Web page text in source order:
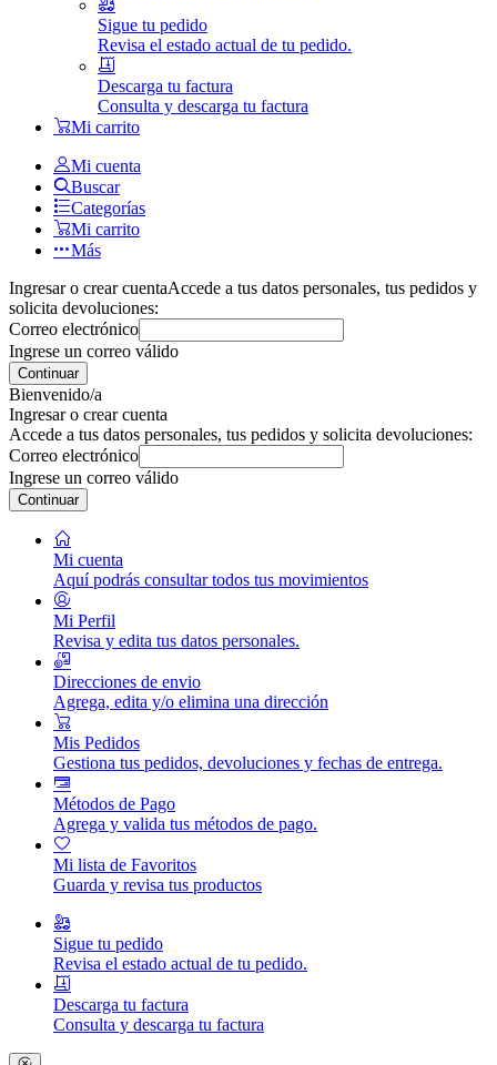
Sigue tu pedido
Revisa el estado actual de tu pedido.
Descarga tu factura
Consulta y descarga tu factura
Mi carrito
Mi cuenta
Buscar
Categorías
Mi carrito
Más
Ingresar o crear cuentaAccede a tus datos personales, tus pedidos y
solicita devoluciones:
Correo electrónico
Ingrese un correo válido
Continuar
Bienvenido/a
Ingresar o crear cuenta
Accede a tus datos personales, tus pedidos y solicita devoluciones:
Correo electrónico
Ingrese un correo válido
Continuar
Mi cuenta
Aquí podrás consultar todos tus movimientos
Mi Perfil
Revisa y edita tus datos personales.
Direcciones de envio
Agrega, edita y/o elimina una dirección
Mis Pedidos
Gestiona tus pedidos, devoluciones y fechas de entrega.
Métodos de Pago
Agrega y valida tus métodos de pago.
Mi lista de Favoritos
Guarda y revisa tus productos
Sigue tu pedido
Revisa el estado actual de tu pedido.
Descarga tu factura
Consulta y descarga tu factura